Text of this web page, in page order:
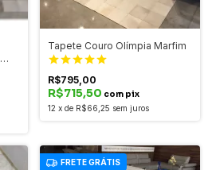
Tapete Couro Olímpia Marfim
R$795,00
R$715,50 com pix
12 x de R$66,25 sem juros
FRETE GRÁTIS